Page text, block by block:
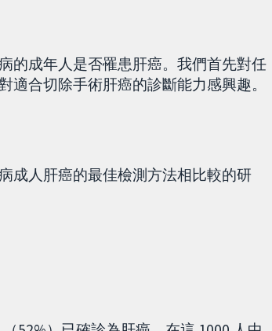
的成年人是否罹患肝癌。我們首先對任
合切除手術肝癌的診斷能力感興趣。
成人肝癌的最佳檢測方法相比較的研